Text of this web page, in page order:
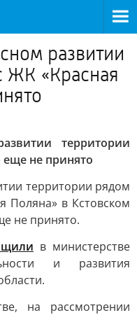
развитии
ЖК «Красная
территории
не принято
территории рядом
Поляна» в Кстовском
не принято.
в министерстве
и развития
на рассмотрении